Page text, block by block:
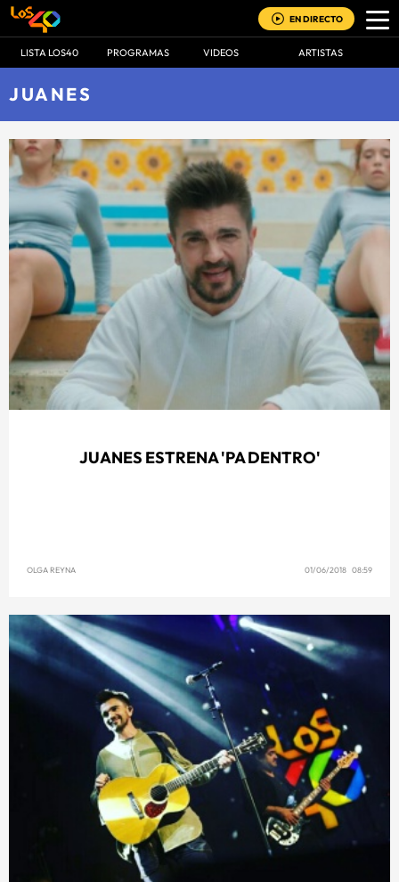
EN DIRECTO
LISTA LOS40 PROGRAMAS VIDEOS ARTISTAS
JUANES
JUANES ESTRENA 'PA DENTRO'
OLGA REYNA 01/06/2018 08:59